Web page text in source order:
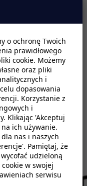
Godzina
Godzina
o ochronę Twoich
prawidłowego
cookie. Możemy
oraz pliki
i
dopasowania
Korzystanie z
i
Klikając 'Akceptuj
ich używanie.
nas i naszych
Pamiętaj, że
udzieloną
w swojej
serwisu